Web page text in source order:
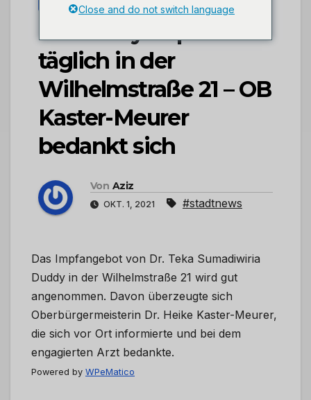
STADTKREUZNACH
Dr. Duddy impft
täglich in der
Wilhelmstraße 21 – OB
Kaster-Meurer
bedankt sich
Von Aziz
OKT. 1, 2021 #stadtnews
Das Impfangebot von Dr. Teka Sumadiwiria
Duddy in der Wilhelmstraße 21 wird gut
angenommen. Davon überzeugte sich
Oberbürgermeisterin Dr. Heike Kaster-Meurer,
die sich vor Ort informierte und bei dem
engagierten Arzt bedankte.
Powered by WPeMatico
Close and do not switch language